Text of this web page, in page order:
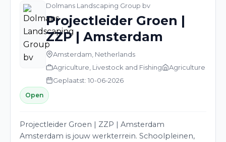
Dolmans Landscaping Group bv
Projectleider Groen |
ZZP | Amsterdam
Amsterdam, Netherlands
Agriculture, Livestock and Fishing
Agriculture
Geplaatst: 10-06-2026
Open
Projectleider Groen | ZZP | Amsterdam
Amsterdam is jouw werkterrein. Schoolpleinen,